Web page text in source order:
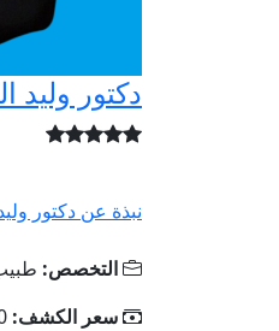
دكتور وليد
نبذة عن دكتور
التخصص:
سعر الكشف: